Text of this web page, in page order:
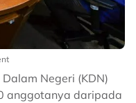
Negeri (KDN)
anggotanya daripada